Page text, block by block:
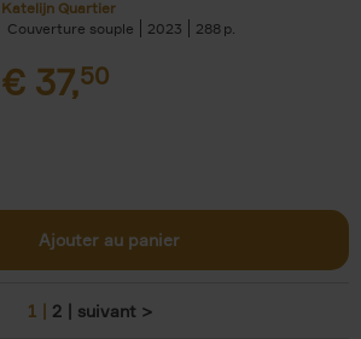
Katelijn Quartier
Couverture souple
2023 288
€ 37,50
Ajouter au panier
1 2 suivant >